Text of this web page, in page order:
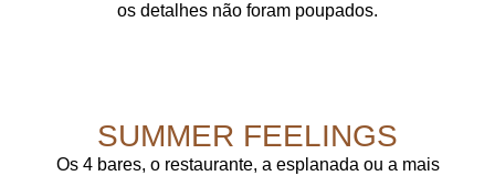
os detalhes não foram poupados.
SUMMER FEELINGS
Os 4 bares, o restaurante, a esplanada ou a mais